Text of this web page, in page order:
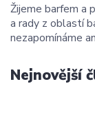
Žijeme barfem a
a rady z oblastí
nezapomínáme
Nejnovější